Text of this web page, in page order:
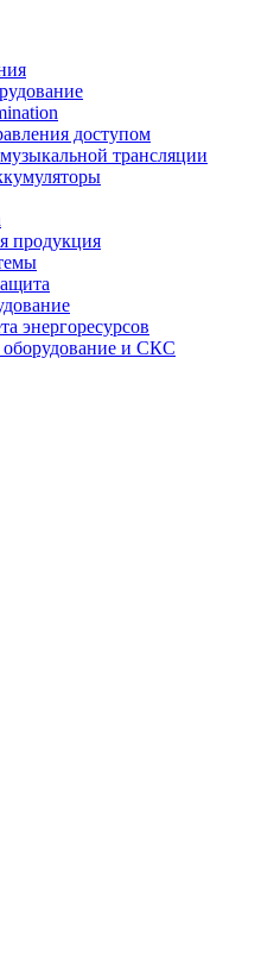
доступом
трансляции
продукция
энергоресурсов
и СКС